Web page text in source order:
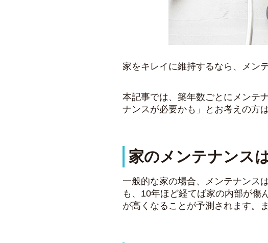
家をキレイに維持するなら、メン
本記事では、築年数ごとにメンテ
ナンスが必要かも 」とお考えの方
家のメンテナンス
一般的な家の場合、メンテナンス
も、10年ほど経てば家の内部が傷
が高くなることが予測されます。